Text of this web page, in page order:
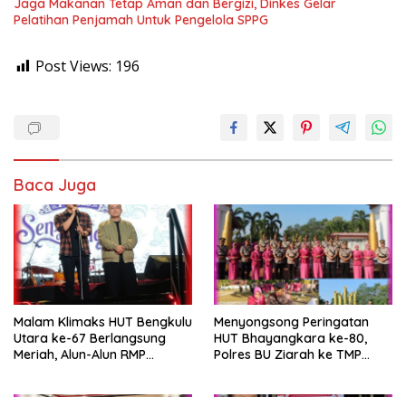
Jaga Makanan Tetap Aman dan Bergizi, Dinkes Gelar
Pelatihan Penjamah Untuk Pengelola SPPG
Post Views: 196
Baca Juga
Malam Klimaks HUT Bengkulu
Utara ke-67 Berlangsung
Meriah, Alun-Alun RMP
Menyongsong Peringatan
HUT Bhayangkara ke-80,
Polres BU Ziarah ke TMP